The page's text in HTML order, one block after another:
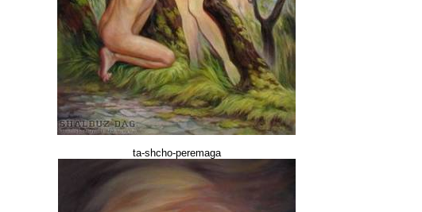
ta-shcho-peremaga